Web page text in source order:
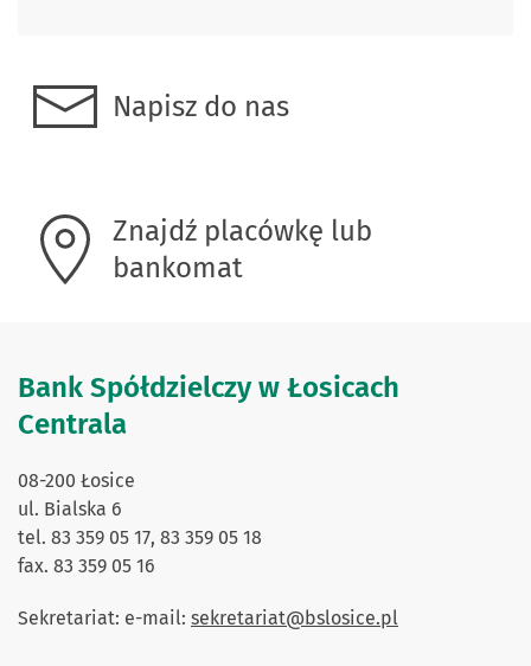
Napisz do nas
Znajdź placówkę lub
bankomat
Bank Spółdzielczy w Łosicach
Centrala
08-200 Łosice
ul. Bialska 6
tel. 83 359 05 17, 83 359 05 18
fax. 83 359 05 16
Sekretariat: e-mail: sekretariat@bslosice.pl